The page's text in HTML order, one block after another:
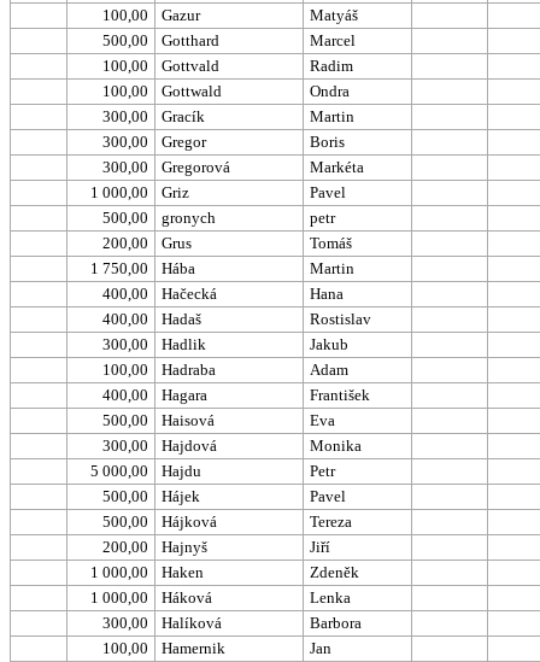
100,00
Gazur
Matyáš
500,00
Gotthard
Marcel
100,00
Gottvald
Radim
100,00
Gottwald
Ondra
300,00
Gracík
Martin
300,00
Gregor
Boris
300,00
Gregorová
Markéta
1 000,00
Griz
Pavel
500,00
gronych
petr
200,00
Grus
Tomáš
1 750,00
Hába
Martin
400,00
Hačecká
Hana
400,00
Hadaš
Rostislav
300,00
Hadlik
Jakub
100,00
Hadraba
Adam
400,00
Hagara
František
500,00
Haisová
Eva
300,00
Hajdová
Monika
5 000,00
Hajdu
Petr
500,00
Hájek
Pavel
500,00
Hájková
Tereza
200,00
Hajnyš
Jiří
1 000,00
Haken
Zdeněk
1 000,00
Háková
Lenka
300,00
Halíková
Barbora
100,00
Hamernik
Jan